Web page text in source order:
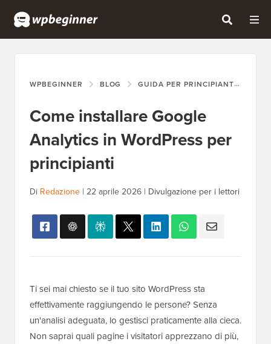
WPBEGINNER BLOG GUIDA PER PRINCIPIANTI
Come installare Google
Analytics in WordPress per
principianti
Di Redazione | 22 aprile 2026 | Divulgazione per i lettori
Ti sei mai chiesto se il tuo sito WordPress sta
effettivamente raggiungendo le persone? Senza
un'analisi adeguata, lo gestisci praticamente alla cieca.
Non saprai quali pagine i visitatori apprezzano di più,